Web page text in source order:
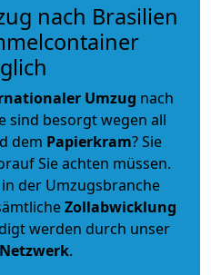
nach Brasilien
Umzug nach
sind besorgt wegen all
dem Papierkram? Sie
Sie achten müssen.
der Umzugsbranche
Zollabwicklung
werden durch unser
Netzwerk.